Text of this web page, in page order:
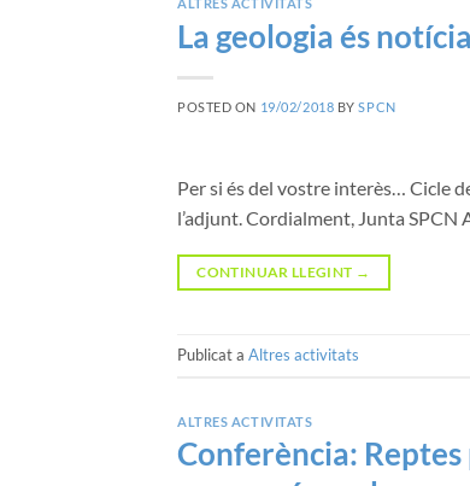
ALTRES ACTIVITATS
La geologia és
POSTED ON 19/02/2018 BYSPCN
Per si és del vostre interès… Cicle
l’adjunt. Cordialment, Junta
CONTINUAR LLEGINT →
Publicat a Altres activitats
ALTRES ACTIVITATS
Conferència: Reptes